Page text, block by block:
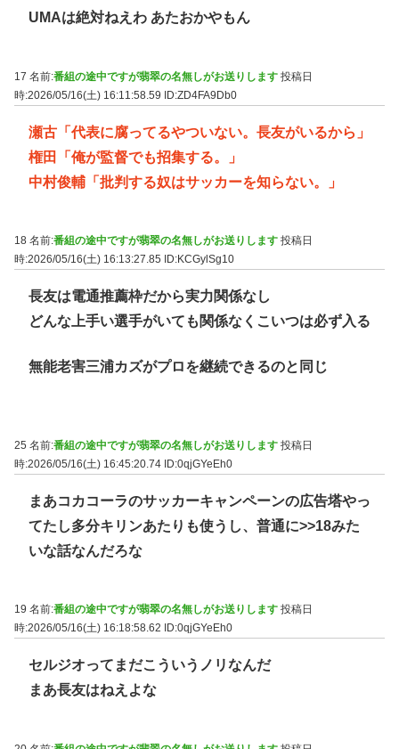
UMAは絶対ねえわ あたおかやもん
17 名前:番組の途中ですが翡翠の名無しがお送りします 投稿日
時:2026/05/16(土) 16:11:58.59 ID:ZD4FA9Db0
瀬古「代表に腐ってるやついない。長友がいるから」
権田「俺が監督でも招集する。」
中村俊輔「批判する奴はサッカーを知らない。」
18 名前:番組の途中ですが翡翠の名無しがお送りします 投稿日
時:2026/05/16(土) 16:13:27.85
ID:KCGylSg10
長友は電通推薦枠だから実力関係なし
どんな上手い選手がいても関係なくこいつは必ず入る
無能老害三浦カズがプロを継続できるのと同じ
25 名前:番組の途中ですが翡翠の名無しがお送りします 投稿日
時:2026/05/16(土) 16:45:20.74 ID:0qjGYeEh0
まあコカコーラのサッカーキャンペーンの広告塔やっ
てたし多分キリンあたりも使うし、普通に>>18みた
いな話なんだろな
19 名前:番組の途中ですが翡翠の名無しがお送りします 投稿日
時:2026/05/16(土) 16:18:58.62
ID:0qjGYeEh0
セルジオってまだこういうノリなんだ
まあ長友はねえよな